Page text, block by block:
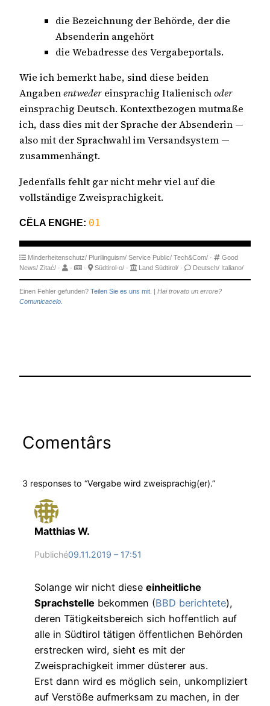
die Bezeichnung der Behörde, der die
Absenderin angehört
die Webadresse des Vergabeportals.
Wie ich bemerkt habe, sind diese beiden
Angabenentweder einsprachig Italienischoder
einsprachig Deutsch. Kontextbezogen mutmaße
ich, dass dies mit der Sprache der Absenderin —
also mit der Sprachwahl im Versandsystem —
zusammenhängt.
Jedenfalls fehlt gar nicht mehr viel auf die
vollständige Zweisprachigkeit.
CËLA ENGHE: 01
Minderheitenschutz/ Plurilinguism/ Service Public/ Tech&Com/ ·
Good
News/ Zitać/ · · · Südtirol-o/ · Land Südtirol/ · Deutsch/ Italiano/
Einen Fehler gefunden? Teilen Sie es uns mit. | Hai trovato un errore?
Comunicacelo.
Comentârs
3 responses to “Vergabe wird zweisprachig(er).”
Matthias W.
Publiché09.11.2019 – 17:51
Solange wir nicht diese einheitliche
Sprachstelle bekommen (BBD berichtete),
deren Tätigkeitsbereich sich hoffentlich auf
alle in Südtirol tätigen öffentlichen Behörden
erstrecken wird, sieht es mit der
Zweisprachigkeit immer düsterer aus.
Erst dann wird es möglich sein, unkompliziert
auf Verstöße aufmerksam zu machen, in der